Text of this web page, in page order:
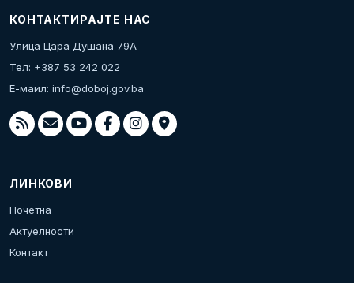
КОНТАКТИРАЈТЕ НАС
Улица Цара Душана 79А
Тел: +387 53 242 022
Е-маил: info@doboj.gov.ba
ЛИНКОВИ
Почетна
Актуелности
Контакт